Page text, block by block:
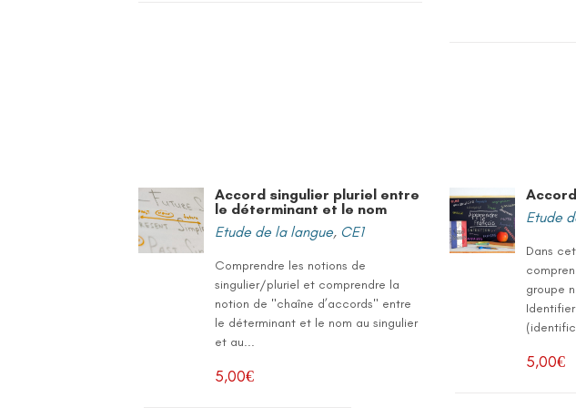
Accord singulier pluriel entre
le déterminant et le nom
Etude de la langue, CE1
Comprendre les notions de
singulier/pluriel et comprendre la
notion de "chaîne d’accords" entre
le déterminant et le nom au singulier
et au...
5,00€
Etude
Dans
groupe
5,00€